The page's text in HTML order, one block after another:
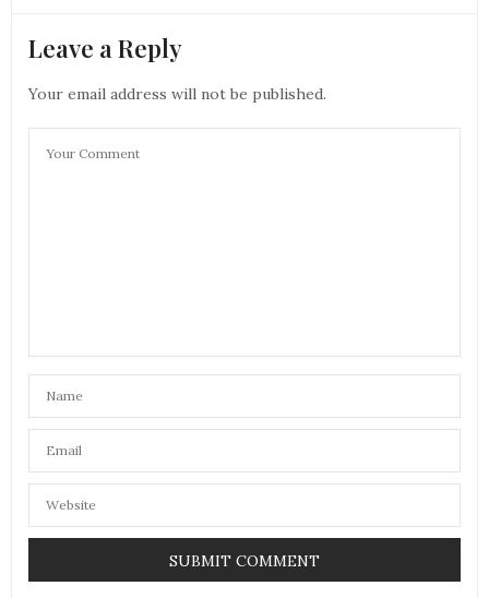
MACHA DIT :
Ah la chance!! Les enceintes JBL ont toujours un
super son !
RICHARD FORFAIT DIT :
20 DÉCEMBRE 2017 À 14 H 21 MIN
veut une…et au fait bien le groupe qu’on
SERGE GONNELLAZ DIT :
Leave a Reply
Your email address will not be published.